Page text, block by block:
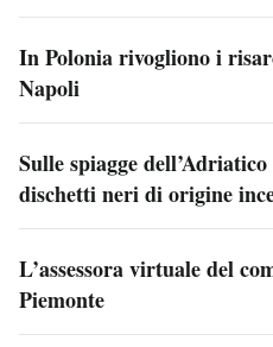
In Polonia rivogliono i
Napoli
Sulle spiagge
dischetti neri di origine
L’assessora virtuale del
Piemonte